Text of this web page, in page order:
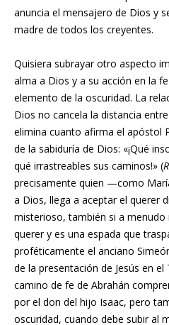
anuncia el mensajero de Dios y
madre de todos los creyentes.
Quisiera subrayar otro aspecto
alma a Dios y a su acción en la
elemento de la oscuridad. La
Dios no cancela la distancia
elimina cuanto afirma el apóstol
de la sabiduría de Dios: «¡Qué
qué irrastreables sus caminos!» (
precisamente quien —como
a Dios, llega a aceptar el querer
misterioso, también si a
querer y es una espada que
proféticamente el anciano
de la presentación de Jesús en el
camino de fe de Abrahán
por el don del hijo Isaac, pero
oscuridad, cuando debe subir al